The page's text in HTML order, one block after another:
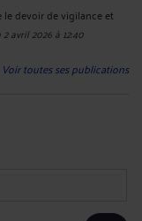
devoir de vigilance et
2 avril 2026 à 12:40
Voir toutes ses publications